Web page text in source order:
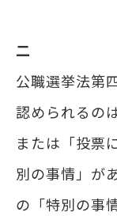
二
公職選挙法第
認められるの
または「投票
別の事情」が
の「特別の事